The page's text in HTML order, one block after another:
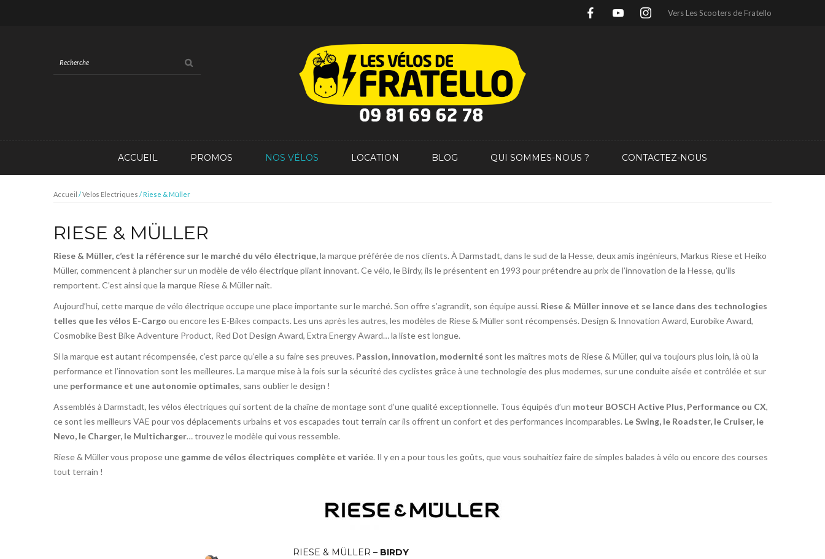
Vers Les Scooters de Fratello
ACCUEIL PROMOS NOS VÉLOS LOCATION BLOG QUI SOMMES-NOUS ? CONTACTEZ-NOUS
Accueil /Velos Electriques / Riese & Müller
RIESE & MÜLLER
Riese & Müller, c’est la référence sur le marché du vélo électrique,la marque préférée de nos clients. À Darmstadt, dans le sud de la Hesse, deux amis ingénieurs, Markus Riese et Heiko
Müller, commencent à plancher sur un modèle de vélo électrique pliant innovant. Ce vélo, le Birdy, ils le présentent en 1993 pour prétendre au prix de l’innovation de la Hesse, qu’ils
remportent. C’est ainsi que la marque Riese & Müller naît.
Aujourd’hui, cette marque de vélo électrique occupe une place importante sur le marché. Son offre s’agrandit, son équipe aussi. Riese & Müller innove et se lance dans des technologies
telles que les vélos E-Cargo ou encore les E-Bikes compacts. Les uns après les autres, les modèles de Riese & Müller sont récompensés. Design & Innovation Award, Eurobike Award,
Cosmobike Best Bike Adventure Product, Red Dot Design Award, Extra Energy Award… la liste est longue.
Si la marque est autant récompensée, c’est parce qu’elle a su faire ses preuves. Passion, innovation, modernité sont les maîtres mots de Riese & Müller, qui va toujours plus loin, là où la
performance et l’innovation sont les meilleures. La marque mise à la fois sur la sécurité des cyclistes grâce à une technologie des plus modernes, sur une conduite aisée et contrôlée et sur
une performance et une autonomie optimales, sans oublier le design !
Assemblés à Darmstadt, les vélos électriques qui sortent de la chaîne de montage sont d’une qualité exceptionnelle. Tous équipés d’un moteur BOSCH Active Plus, Performance ou CX,
ce sont les meilleurs VAE pour vos déplacements urbains et vos escapades tout terrain car ils offrent un confort et des performances incomparables. Le Swing, le Roadster, le Cruiser, le
Nevo, le Charger, le Multicharger… trouvez le modèle qui vous ressemble.
Riese &Müllervous propose unegamme de vélos électriques complète et variée. Il y en a pour tous les goûts, que vous souhaitiez faire de simples balades à vélo ou encore des courses
tout terrain !
RIESE & MÜLLER – BIRDY